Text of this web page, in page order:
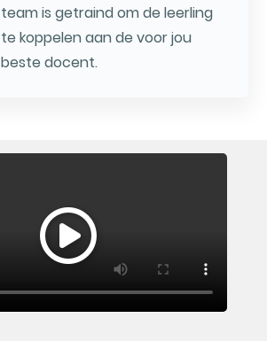
team is getraind om de leerling
te koppelen aan de voor jou
beste docent.